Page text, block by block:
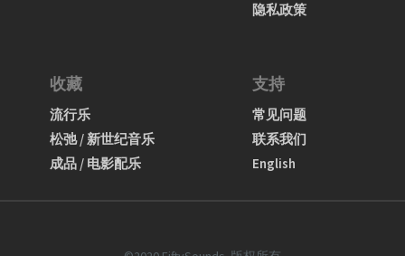
隐私政策
收藏
流行乐
松弛 / 新世纪音乐
成品 / 电影配乐
支持
常见问题
联系我们
English